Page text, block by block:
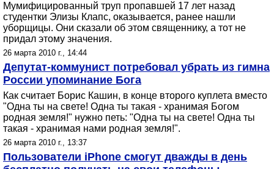
Мумифицированный труп пропавшей 17 лет назад
студентки Элизы Клапс, оказывается, ранее нашли
уборщицы. Они сказали об этом священнику, а тот не
придал этому значения.
26 марта 2010 г., 14:44
Депутат-коммунист потребовал убрать из гимна
России упоминание Бога
Как считает Борис Кашин, в конце второго куплета вместо
"Одна ты на свете! Одна ты такая - хранимая Богом
родная земля!" нужно петь: "Одна ты на свете! Одна ты
такая - хранимая нами родная земля!".
26 марта 2010 г., 13:37
Пользователи iPhone смогут дважды в день